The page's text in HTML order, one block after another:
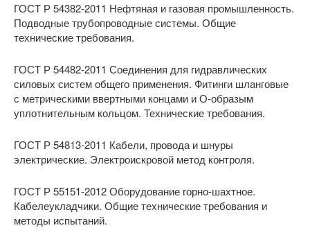
ГОСТ Р 54382-2011 Нефтяная и газовая промышленность.
Подводные трубопроводные системы. Общие
технические требования.
ГОСТ Р 54482-2011 Соединения для гидравлических
силовых систем общего применения. Фитинги шланговые
с метрическими ввертными концами и О-образым
уплотнительным кольцом. Технические требования.
ГОСТ Р 54813-2011 Кабели, провода и шнуры
электрические. Электроискровой метод контроля.
ГОСТ Р 55151-2012 Оборудование горно-шахтное.
Кабелеукладчики. Общие технические требования и
методы испытаний.